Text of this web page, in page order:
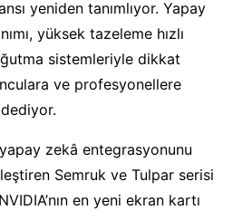
yeniden tanımlıyor. Yapay
yüksek tazeleme hızlı
sistemleriyle dikkat
ve profesyonellere
zekâ entegrasyonunu
Semruk ve Tulpar serisi
en yeni ekran kartı